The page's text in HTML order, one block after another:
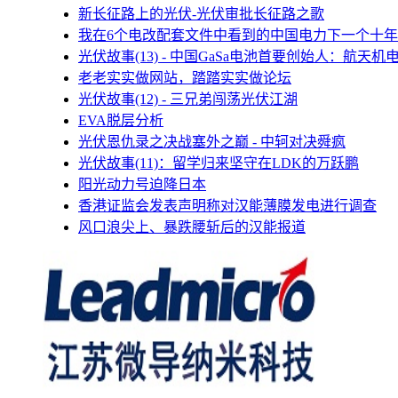
新长征路上的光伏-光伏审批长征路之歌
我在6个电改配套文件中看到的中国电力下一个十年
光伏故事(13) - 中国GaSa电池首要创始人：航天机
老老实实做网站，踏踏实实做论坛
光伏故事(12) - 三兄弟闯荡光伏江湖
EVA脱层分析
光伏恩仇录之决战塞外之巅 - 中轲对决舜疯
光伏故事(11)：留学归来坚守在LDK的万跃鹏
阳光动力号迫降日本
香港证监会发表声明称对汉能薄膜发电进行调查
风口浪尖上、暴跌腰斩后的汉能报道